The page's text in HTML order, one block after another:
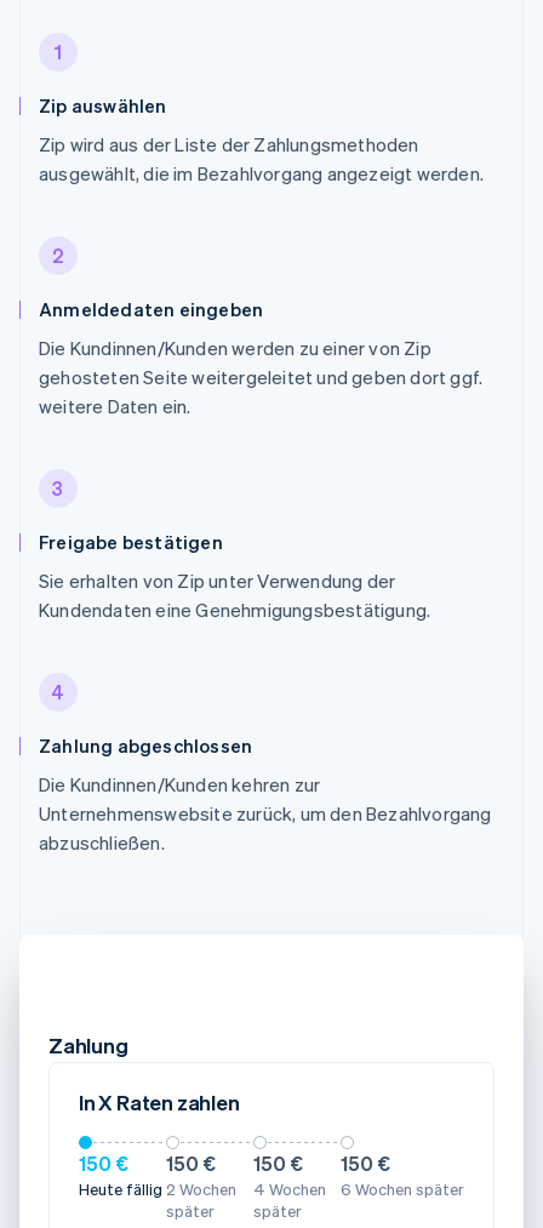
1
Zip auswählen
Zip wird aus der Liste der Zahlungsmethoden
ausgewählt, die im Bezahlvorgang angezeigt werden.
2
Anmeldedaten eingeben
Die Kundinnen/Kunden werden zu einer von Zip
gehosteten Seite weitergeleitet und geben dort ggf.
weitere Daten ein.
3
Freigabe bestätigen
Sie erhalten von Zip unter Verwendung der
Kundendaten eine Genehmigungsbestätigung.
4
Zahlung abgeschlossen
Die Kundinnen/Kunden kehren zur
Unternehmenswebsite zurück, um den Bezahlvorgang
abzuschließen.
Zahlung
In X Raten zahlen
150 €
Heute fällig
150 €
2 Wochen
später
150 €
4 Wochen
später
150 €
6 Wochen später